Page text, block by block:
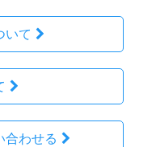
いて
合わせる